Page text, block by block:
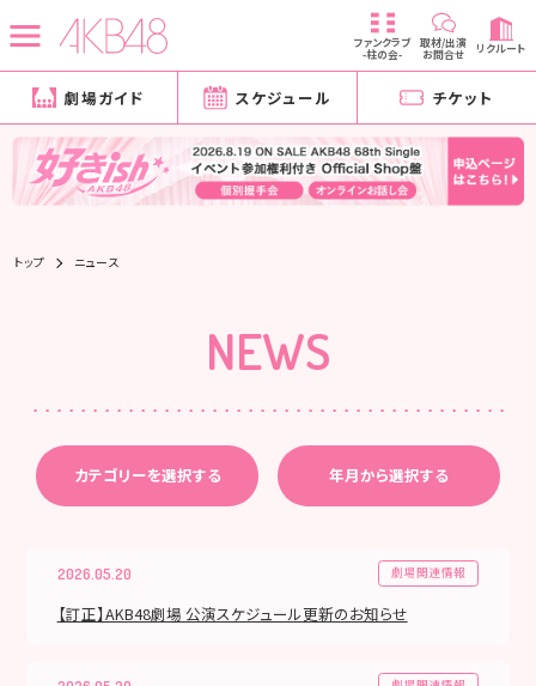
ファンクラブ
-柱の会-
取材/出演
お問合せ リクルート
劇場ガイド スケジュール チケット
トップ ニュース
NEWS
カテゴリーを選択する 年月から選択する
2026.05.20 劇場関連情報
【訂正】AKB48劇場 公演スケジュール更新のお知らせ